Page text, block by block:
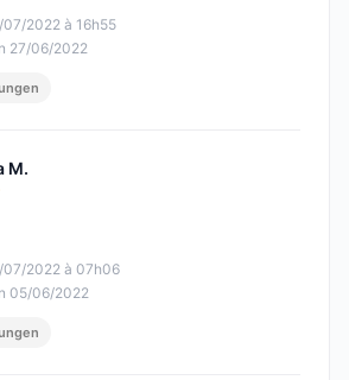
2022 à 16h55
27/06/2022
M.
5
07/2022 à 07h06
05/06/2022